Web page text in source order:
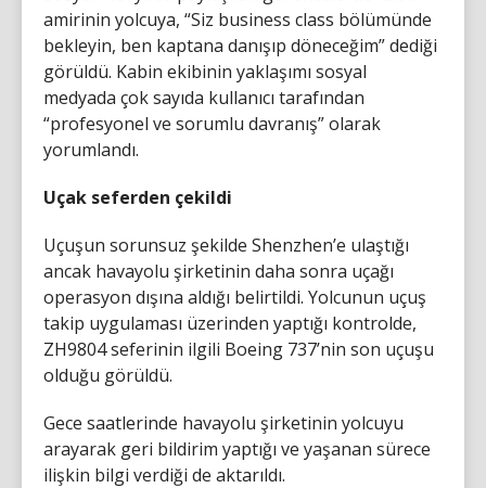
amirinin yolcuya, “Siz business class bölümünde
bekleyin, ben kaptana danışıp döneceğim” dediği
görüldü. Kabin ekibinin yaklaşımı sosyal
medyada çok sayıda kullanıcı tarafından
“profesyonel ve sorumlu davranış” olarak
yorumlandı.
Uçak seferden çekildi
Uçuşun sorunsuz şekilde Shenzhen’e ulaştığı
ancak havayolu şirketinin daha sonra uçağı
operasyon dışına aldığı belirtildi. Yolcunun uçuş
takip uygulaması üzerinden yaptığı kontrolde,
ZH9804 seferinin ilgili Boeing 737’nin son uçuşu
olduğu görüldü.
Gece saatlerinde havayolu şirketinin yolcuyu
arayarak geri bildirim yaptığı ve yaşanan sürece
ilişkin bilgi verdiği de aktarıldı.